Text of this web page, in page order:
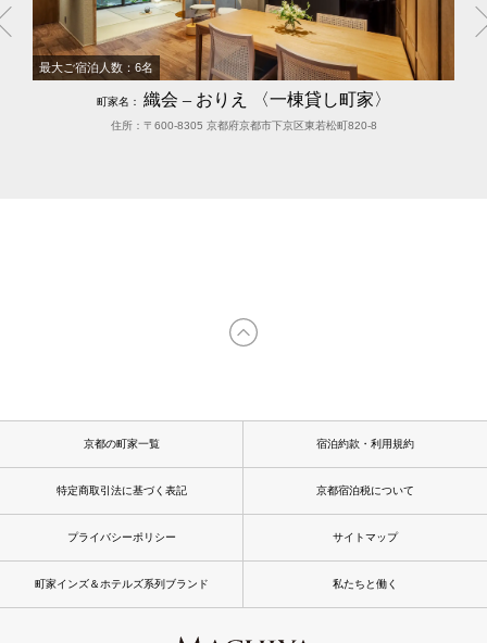
最大ご宿泊人数：6名
町家名： 織会 – おりえ 〈一棟貸し町家〉
住所：〒600-8305 京都府京都市下京区東若松町820-8
京都の町家一覧 宿泊約款・利用規約
特定商取引法に基づく表記 京都宿泊税について
プライバシーポリシー サイトマップ
町家インズ＆ホテルズ系列ブランド 私たちと働く